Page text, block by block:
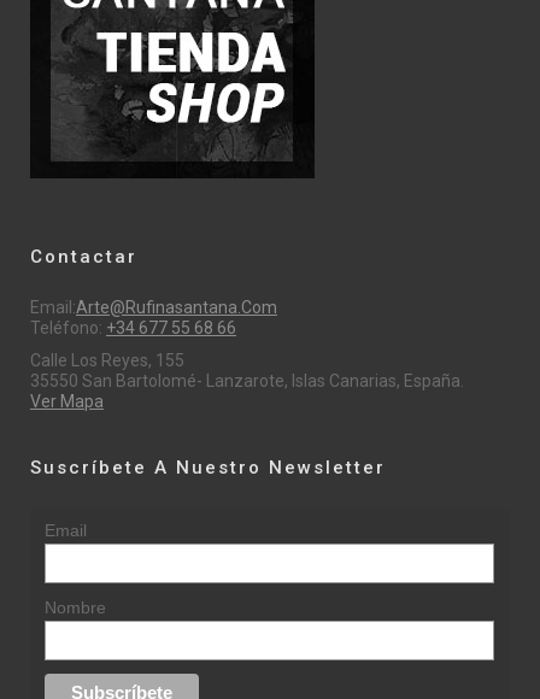
Contactar
Email:Arte@rufinasantana.com
Teléfono: +34 677 55 68 66
Calle Los Reyes, 155
35550 San Bartolomé- Lanzarote, Islas Canarias, España.
Ver Mapa
Suscríbete A Nuestro Newsletter
Email
Nombre